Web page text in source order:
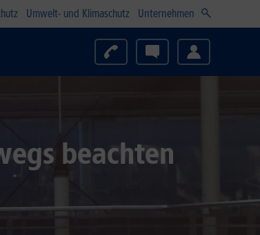
Umwelt- und Klimaschutz Unternehmen
beachten